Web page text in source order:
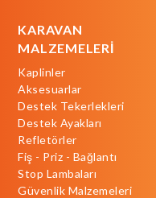
KARAVAN
MALZEMELERİ
Kaplinler
Aksesuarlar
Destek Tekerlekleri
Destek Ayakları
Refletörler
Fiş - Priz - Bağlantı
Stop Lambaları
Güvenlik Malzemeleri